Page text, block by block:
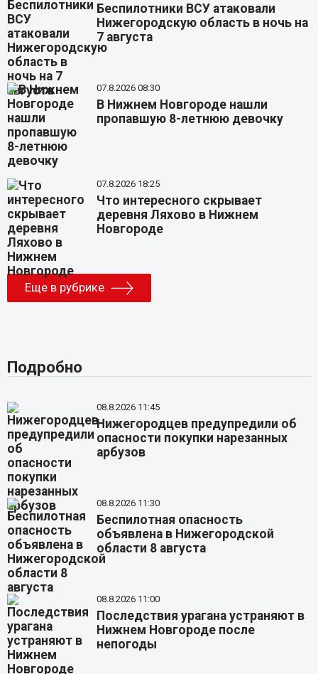
Беспилотники ВСУ атаковали
Нижегородскую область в ночь на
7 августа
07.8.2026 08:30
В Нижнем Новгороде нашли
пропавшую 8-летнюю девочку
07.8.2026 18:25
Что интересного скрывает
деревня Ляхово в Нижнем
Новгороде
Еще в рубрике
Подробно
08.8.2026 11:45
Нижегородцев предупредили об
опасности покупки нарезанных
арбузов
08.8.2026 11:30
Беспилотная опасность
объявлена в Нижегородской
области 8 августа
08.8.2026 11:00
Последствия урагана устраняют в
Нижнем Новгороде после
непогоды